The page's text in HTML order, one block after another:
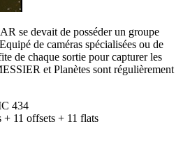
se devait de posséder un groupe
de caméras spécialisées ou de
de chaque sortie pour capturer les
et Planètes sont régulièrement
434
+ 11 offsets + 11 flats